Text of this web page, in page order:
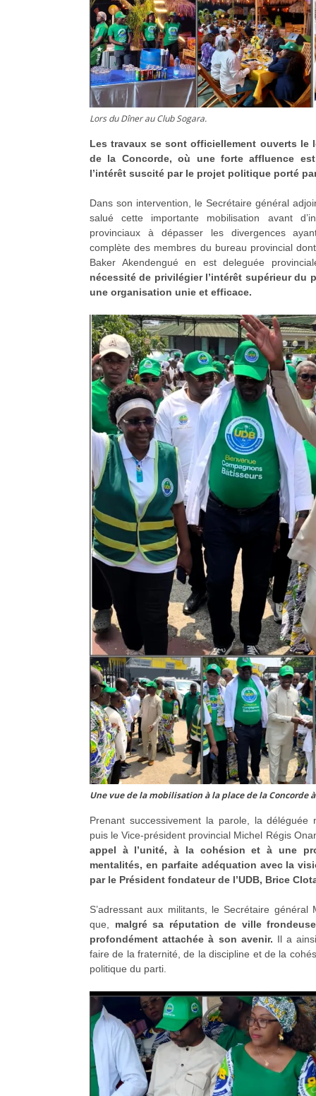
Lors du Dîner au Club Sogara.
Les travaux se sont officiellement ouverts le
de la Concorde, où une forte affluence
l’intérêt suscité par le projet politique porté par
Dans son intervention, le Secrétaire général
salué cette importante mobilisation avant
provinciaux à dépasser les divergences
complète des membres du bureau provincial
Baker Akendengué en est deleguée
nécessité de privilégier l’intérêt supérieur du
une organisation unie et efficace.
Une vue de la mobilisation à la place de la Concorde
Prenant successivement la parole, la déléguée
puis le Vice-président provincial Michel Régis
appel à l’unité, à la cohésion et à une
mentalités, en parfaite adéquation avec la
par le Président fondateur de l’UDB, Brice
S’adressant aux militants, le Secrétaire général
que, malgré sa réputation de ville
profondément attachée à son avenir. Il a
faire de la fraternité, de la discipline et de la
politique du parti.